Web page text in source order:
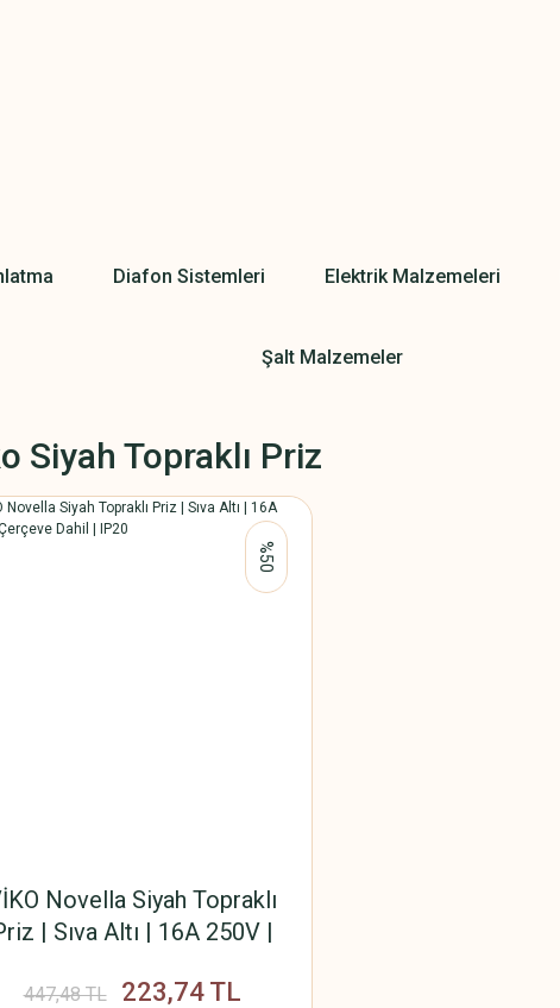
Diafon Sistemleri Elektrik Malzemeleri
Şalt Malzemeler
Siyah Topraklı Priz
%50
Novella Siyah Topraklı
| Sıva Altı | 16A 250V |
447,48 TL 223,74 TL